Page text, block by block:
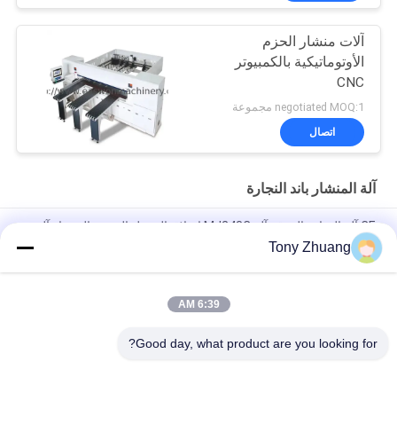
آلات منشار الحزم
الأوتوماتيكية بالكمبيوتر
CNC
negotiated MOQ:1 مجموعة
اتصال
آلة المنشار باند النجارة
CE آلة النجارة الفرقة آلة MJ243C انزلاق الجدول التعميم المنشار آلة
18 بوصة
MJ223A MJ224C MJ224D رأى الفرقة النجارة آلة الأثاث شعاعي
Tony Zhuang
6:39 AM
Good day, what product are you looking for?